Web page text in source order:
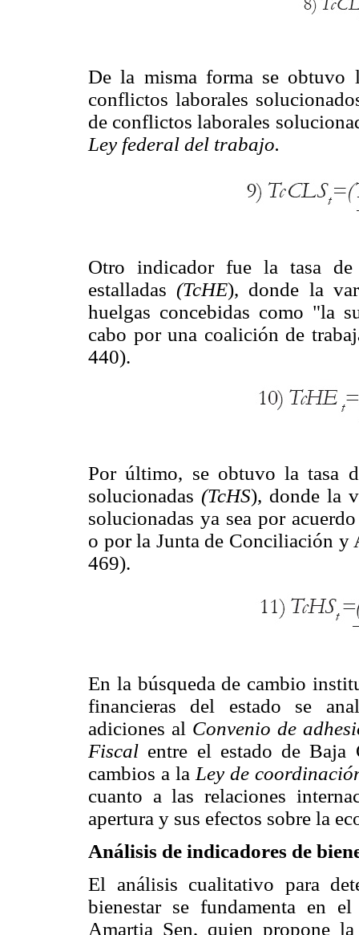
De la misma forma se obtuvo
conflictos laborales
de conflictos laborales
Ley federal del trabajo.
Otro indicador fue la tasa de
estalladas(TcHE), donde la
huelgas concebidas como "la
cabo por una coalición de
440).
Por último, se obtuvo la tasa
solucionadas(TcHS), donde la
solucionadas ya sea por
o por la Junta de Conciliación
469).
En la búsqueda de cambio
financieras del estado se
adiciones al Convenio de
Fiscal entre el estado de
cambios a la Ley de
cuanto a las relaciones
apertura y sus efectos sobre la
Análisis de indicadores de
El análisis cualitativo para
bienestar se fundamenta en
Amartia Sen, quien propone